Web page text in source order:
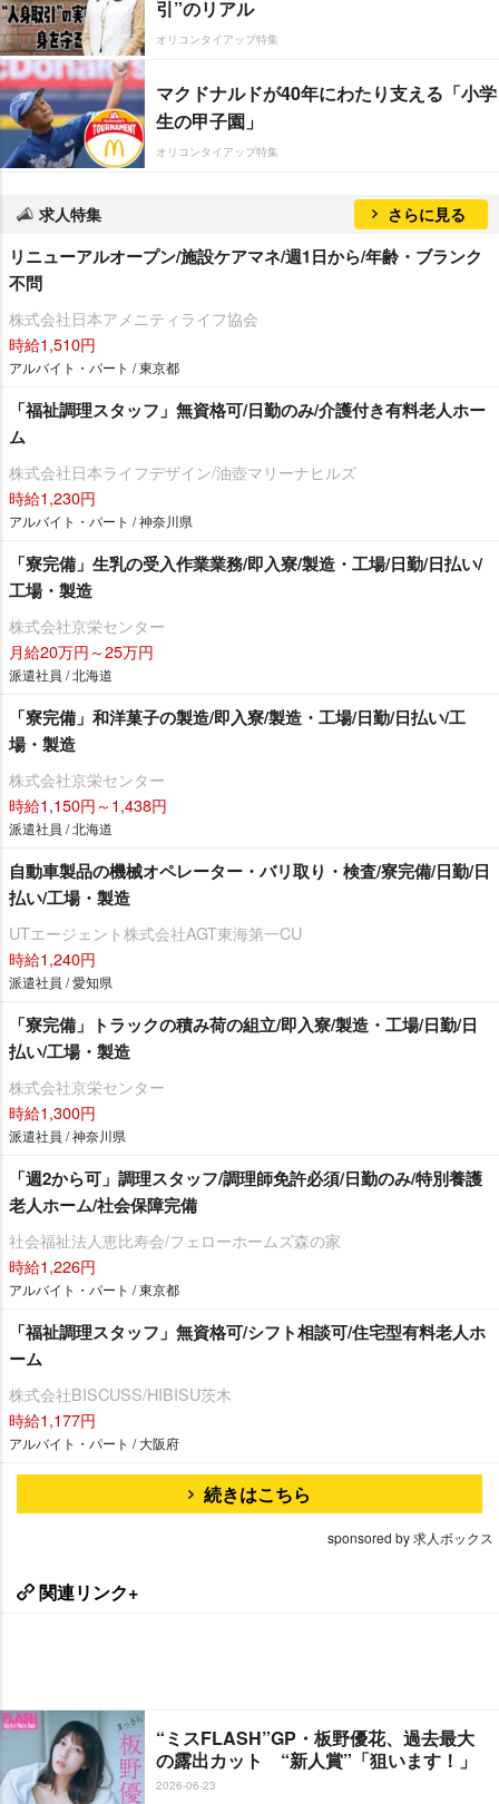
引”のリアル
オリコンタイアップ特集
マクドナルドが40年にわたり支える「小学
生の甲子園」
オリコンタイアップ特集
求人特集 さらに見る
リニューアルオープン/施設ケアマネ/週1日から/年齢・ブランク
不問
株式会社日本アメニティライフ協会
時給1,510円
アルバイト・パート / 東京都
「福祉調理スタッフ」無資格可/日勤のみ/介護付き有料老人ホー
ム
株式会社日本ライフデザイン/油壺マリーナヒルズ
時給1,230円
アルバイト・パート / 神奈川県
「寮完備」生乳の受入作業業務/即入寮/製造・工場/日勤/日払い/
工場・製造
株式会社京栄センター
月給20万円～25万円
派遣社員 / 北海道
「寮完備」和洋菓子の製造/即入寮/製造・工場/日勤/日払い/工
場・製造
株式会社京栄センター
時給1,150円～1,438円
派遣社員 / 北海道
自動車製品の機械オペレーター・バリ取り・検査/寮完備/日勤/日
払い/工場・製造
UTエージェント株式会社AGT東海第一CU
時給1,240円
派遣社員 / 愛知県
「寮完備」トラックの積み荷の組立/即入寮/製造・工場/日勤/日
払い/工場・製造
株式会社京栄センター
時給1,300円
派遣社員 / 神奈川県
「週2から可」調理スタッフ/調理師免許必須/日勤のみ/特別養護
老人ホーム/社会保障完備
社会福祉法人恵比寿会/フェローホームズ森の家
時給1,226円
アルバイト・パート / 東京都
「福祉調理スタッフ」無資格可/シフト相談可/住宅型有料老人ホ
ーム
株式会社BISCUSS/HIBISU茨木
時給1,177円
アルバイト・パート / 大阪府
続きはこちら
sponsored by 求人ボックス
関連リンク+
“ミスFLASH”GP・板野優花、過去最大
の露出カット “新人賞”「狙います！」
2026-06-23